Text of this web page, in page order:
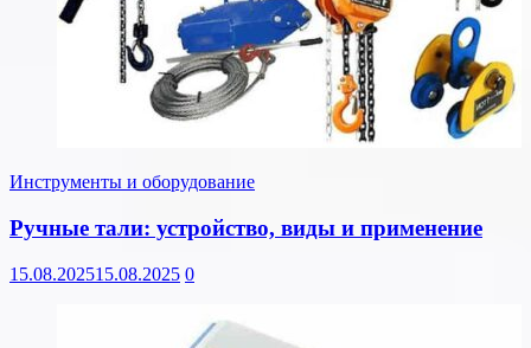
Инструменты и оборудование
Ручные тали: устройство, виды и применение
15.08.202515.08.2025 0